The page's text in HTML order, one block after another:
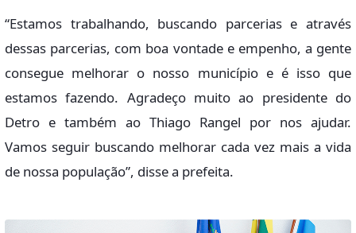
“Estamos trabalhando, buscando parcerias e através
dessas parcerias, com boa vontade e empenho, a gente
consegue melhorar o nosso município e é isso que
estamos fazendo. Agradeço muito ao presidente do
Detro e também ao Thiago Rangel por nos ajudar.
Vamos seguir buscando melhorar cada vez mais a vida
de nossa população”, disse a prefeita.